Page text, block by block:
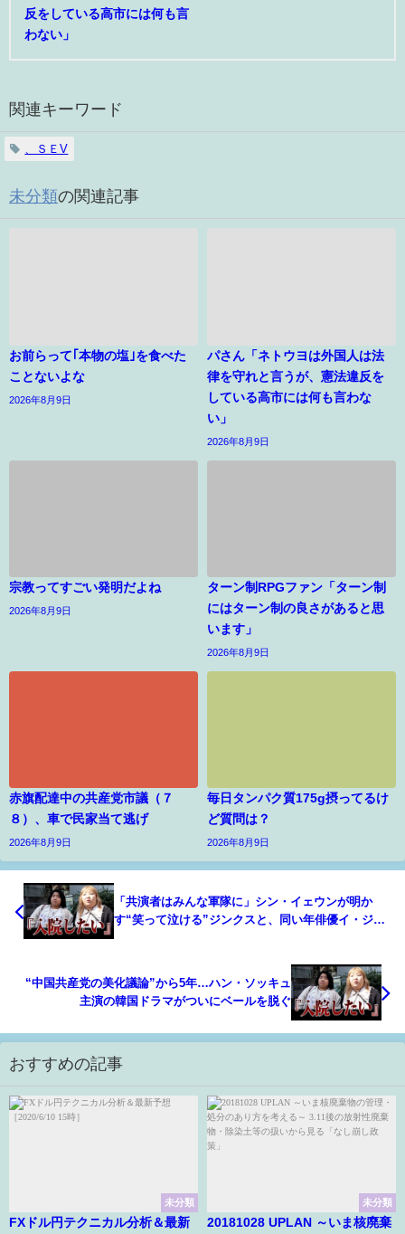
反をしている高市には何も言
わない」
関連キーワード
、ＳＥV
未分類の関連記事
お前らって｢本物の塩｣を食べた
ことないよな
2026年8月9日
パさん「ネトウヨは外国人は法
律を守れと言うが、憲法違反を
している高市には何も言わな
い」
2026年8月9日
宗教ってすごい発明だよね
2026年8月9日
ターン制RPGファン「ターン制
にはターン制の良さがあると思
います」
2026年8月9日
赤旗配達中の共産党市議（７
８）、車で民家当て逃げ
2026年8月9日
毎日タンパク質175g摂ってるけ
ど質問は？
2026年8月9日
「共演者はみんな軍隊に」シン・イェウンが明か
す“笑って泣ける”ジンクスと、同い年俳優イ・ジェ
“中国共産党の美化議論”から5年…ハン・ソッキュ
主演の韓国ドラマがついにベールを脱ぐ
おすすめの記事
未分類
FXドル円テクニカル分析＆最新
未分類
20181028 UPLAN ～いま核廃棄